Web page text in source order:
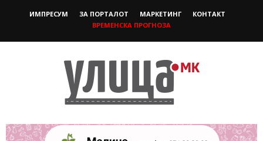
ИМПРЕСУМ ЗА ПОРТАЛОТ МАРКЕТИНГ
КОНТАКТ
ВРЕМЕНСКА ПРОГНОЗА